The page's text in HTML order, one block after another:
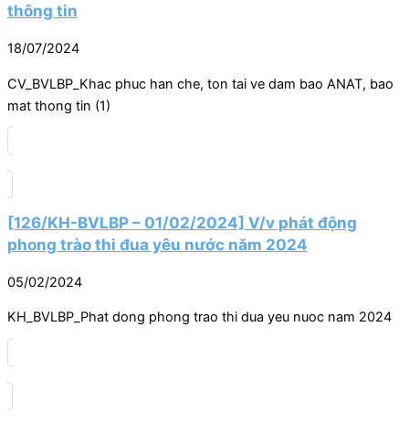
thông tin
18/07/2024
CV_BVLBP_Khac phuc han che, ton tai ve dam bao ANAT, bao
mat thong tin (1)
[126/KH-BVLBP – 01/02/2024] V/v phát động
phong trào thi đua yêu nước năm 2024
05/02/2024
KH_BVLBP_Phat dong phong trao thi dua yeu nuoc nam 2024